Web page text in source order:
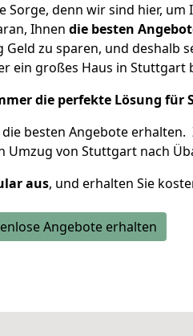
denn wir sind hier, um
Ihnen die besten
zu sparen, und deshalb
ein großes Haus in
die perfekte Lösung für
besten Angebote erhalten.
von Stuttgart nach
aus, und erhalten Sie
Angebote erhalten